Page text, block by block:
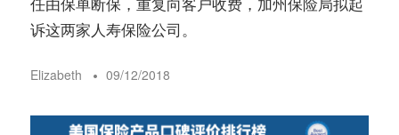
诉这两家人寿保险公司。
Elizabeth 09/12/2018